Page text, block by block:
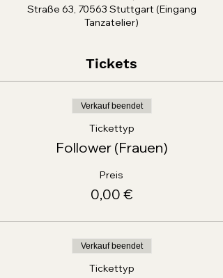
Straße 63, 70563 Stuttgart (Eingang
Tanzatelier)
Tickets
Verkauf beendet
Tickettyp
Follower (Frauen)
Preis
0,00 €
Verkauf beendet
Tickettyp